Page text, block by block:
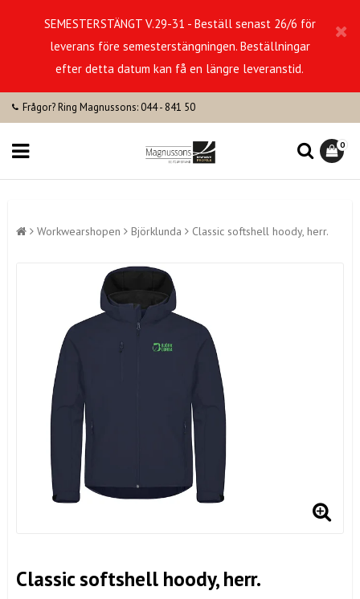
SEMESTERSTÄNGT V.29-31 - Beställ senast 26/6 för
leverans före semesterstängningen. Beställningar
efter detta datum kan få en längre leveranstid.
Frågor? Ring Magnussons: 044 - 841 50
0
Workwearshopen Björklunda Classic softshell hoody, herr.
Classic softshell hoody, herr.